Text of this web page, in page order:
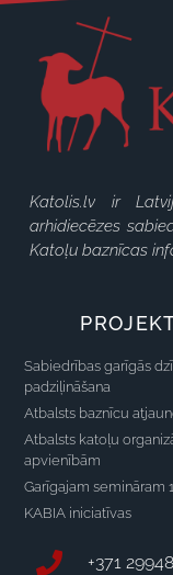
Katolis.lv ir
arhidiecēzes
Katoļu baznīcas
Sabiedrības garīgās
padziļināšana
Atbalsts baznīcu
Atbalsts katoļu
apvienībām
Garīgajam semināram
KABIA iniciatīvas
+371